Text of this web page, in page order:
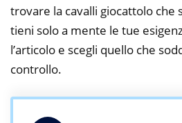
trovare la cavalli giocattolo che
tieni solo a mente le tue
l’articolo e scegli quello che
controllo.